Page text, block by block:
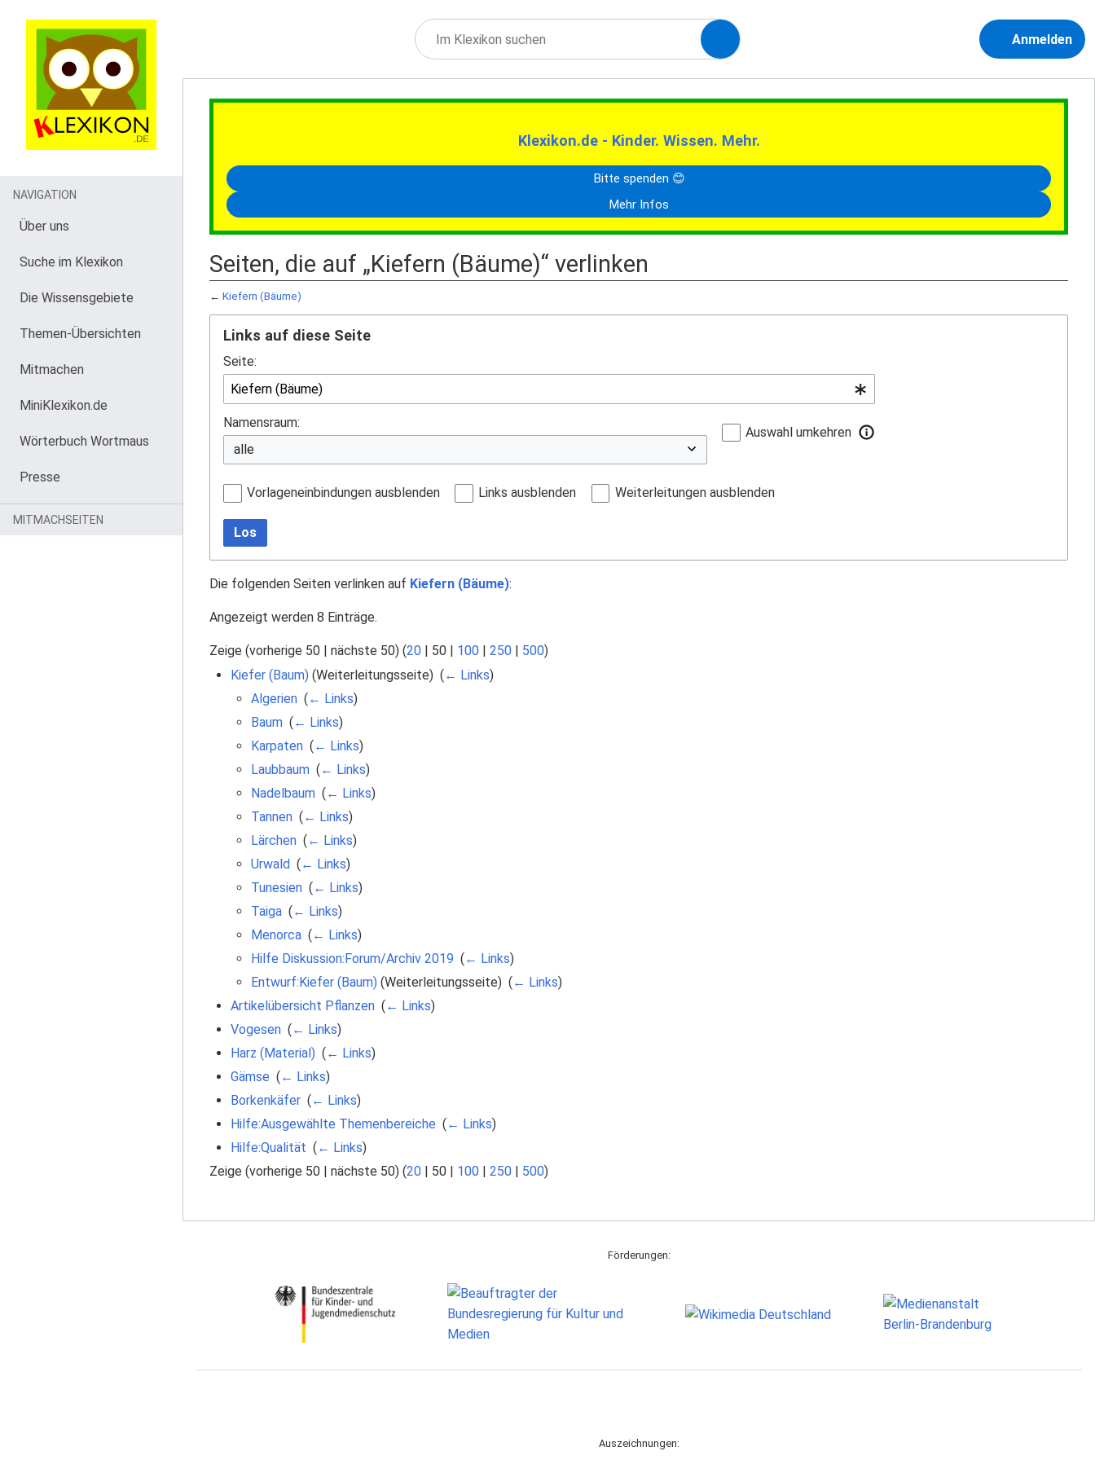
Anmelden
Klexikon.de - Kinder. Wissen. Mehr.
Bitte spenden 😊
Mehr Infos
Seiten, die auf „Kiefern (Bäume)“ verlinken
← Kiefern (Bäume)
Links auf diese Seite
Seite:
Namensraum:
Auswahl umkehren
Vorlageneinbindungen ausblenden Links ausblenden Weiterleitungen ausblenden
Los
Die folgenden Seiten verlinken auf Kiefern (Bäume):
Angezeigt werden 8 Einträge.
Zeige (vorherige 50 | nächste 50) (20 | 50 | 100 | 250 | 500)
Kiefer (Baum)(Weiterleitungsseite) ‎ (← Links)
Algerien ‎( ← Links)
Baum ‎( ← Links)
Karpaten ‎( ← Links)
Laubbaum ‎( ← Links)
Nadelbaum ‎( ← Links)
Tannen ‎( ← Links)
Lärchen ‎( ← Links)
Urwald ‎( ← Links)
Tunesien ‎( ← Links)
Taiga ‎( ← Links)
Menorca ‎( ← Links)
Hilfe Diskussion:Forum/Archiv 2019 ‎( ← Links)
Entwurf:Kiefer (Baum) (Weiterleitungsseite) ‎( ← Links)
Artikelübersicht Pflanzen‎ ( ← Links)
Vogesen‎ ( ← Links)
Harz (Material)‎ ( ← Links)
Gämse ( ← Links)
Borkenkäfer‎ ( ← Links)
Hilfe:Ausgewählte Themenbereiche ( ← Links)
Hilfe:Qualität ( ← Links)
Zeige (vorherige 50 nächste 50) (20 50 100 250 500)
NAVIGATION
Über uns
Suche im Klexikon
Die Wissensgebiete
Themen-Übersichten
Mitmachen
MiniKlexikon.de
Wörterbuch Wortmaus
Presse
MITMACHSEITEN
Förderungen:
Auszeichnungen: